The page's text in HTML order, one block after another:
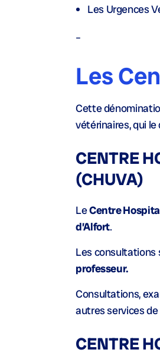
Les Urgences
–
Les
Cette
vétérinaires, qui
CENTRE
(CHUVA)
LeCentre
d’Alfort.
Les consultations
professeur.
Consultations,
autres services de
CENTRE